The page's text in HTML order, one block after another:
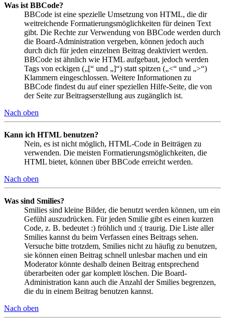
Was ist BBCode?
BBCode ist eine spezielle Umsetzung von HTML, die dir
weitreichende Formatierungsmöglichkeiten für deinen Text
gibt. Die Rechte zur Verwendung von BBCode werden durch
die Board-Administration vergeben, können jedoch auch
durch dich für jeden einzelnen Beitrag deaktiviert werden.
BBCode ist ähnlich wie HTML aufgebaut, jedoch werden
Tags von eckigen („[“ und „]“) statt spitzen („<“ und „>“)
Klammern eingeschlossen. Weitere Informationen zu
BBCode findest du auf einer speziellen Hilfe-Seite, die von
der Seite zur Beitragserstellung aus zugänglich ist.
Nach oben
Kann ich HTML benutzen?
Nein, es ist nicht möglich, HTML-Code in Beiträgen zu
verwenden. Die meisten Formatierungsmöglichkeiten, die
HTML bietet, können über BBCode erreicht werden.
Nach oben
Was sind Smilies?
Smilies sind kleine Bilder, die benutzt werden können, um ein
Gefühl auszudrücken. Für jeden Smilie gibt es einen kurzen
Code, z. B. bedeutet :) fröhlich und :( traurig. Die Liste aller
Smilies kannst du beim Verfassen eines Beitrags sehen.
Versuche bitte trotzdem, Smilies nicht zu häufig zu benutzen,
sie können einen Beitrag schnell unlesbar machen und ein
Moderator könnte deshalb deinen Beitrag entsprechend
überarbeiten oder gar komplett löschen. Die Board-
Administration kann auch die Anzahl der Smilies begrenzen,
die du in einem Beitrag benutzen kannst.
Nach oben